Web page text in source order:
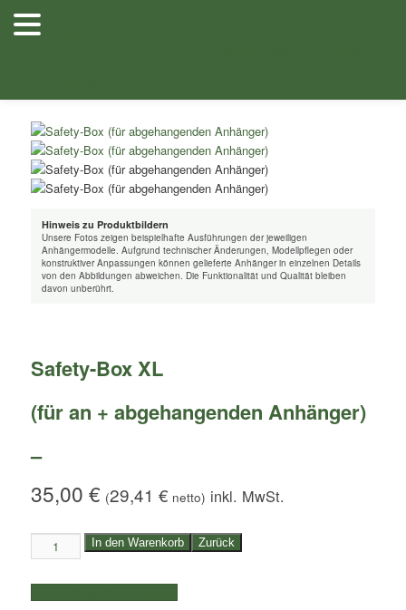
Zum
Inhalt
Shop
Hinweis zu Produktbildern
Unsere Fotos zeigen beispielhafte Ausführungen der jeweiligen
Anhängermodelle. Aufgrund technischer Änderungen, Modellpflegen oder
konstruktiver Anpassungen können gelieferte Anhänger in einzelnen Details
von den Abbildungen abweichen. Die Funktionalität und Qualität bleiben
davon unberührt.
Safety-Box XL
(für an + abgehangenden Anhänger)
–
35,00€ (29,41€ netto)
Safety-
Box
XL
|
In den Warenkorb Zurück